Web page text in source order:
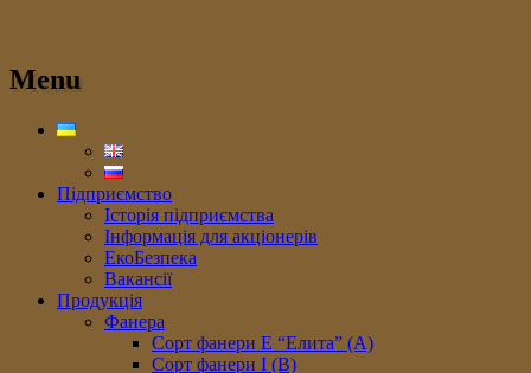
Menu
Підприємство
Історія підприємства
Інформація для акціонерів
ЕкоБезпека
Вакансії
Продукція
Фанера
Сорт фанери E “Елита” (A)
Сорт фанери I (В)